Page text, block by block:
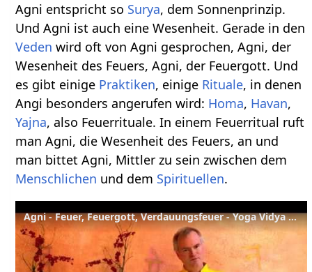
Agni entspricht so Surya, dem Sonnenprinzip.
Und Agni ist auch eine Wesenheit. Gerade in den
Veden wird oft von Agni gesprochen, Agni, der
Wesenheit des Feuers, Agni, der Feuergott. Und
es gibt einige Praktiken, einige Rituale, in denen
Angi besonders angerufen wird: Homa, Havan,
Yajna, also Feuerrituale. In einem Feuerritual ruft
man Agni, die Wesenheit des Feuers, an und
man bittet Agni, Mittler zu sein zwischen dem
Menschlichen und dem Spirituellen.
Agni - Feuer, Feuergott, Verdauungsfeuer - Yoga Vidya Sanskrit Lexikon